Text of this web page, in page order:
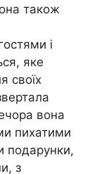
також
і
яке
своїх
вона
пихатими
подарунки,
з